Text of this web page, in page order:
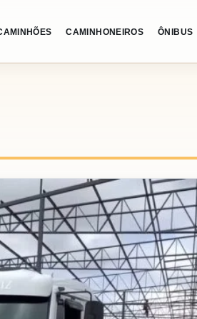
CAMINHONEIROS ÔNIBUS